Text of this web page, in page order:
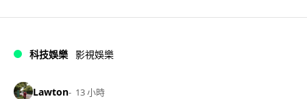
科技娛樂 影視娛樂
Lawton 13 小時